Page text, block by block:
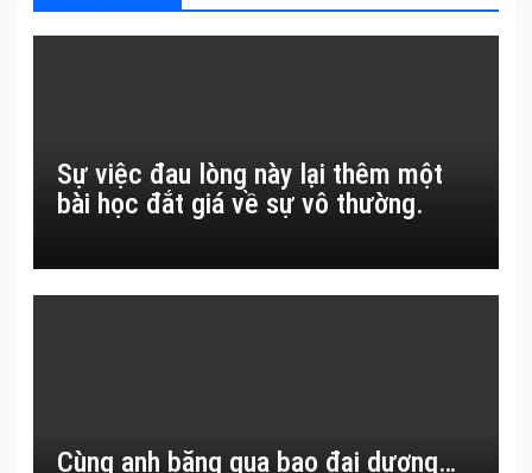
Sự việc đau lòng này lại thêm một
bài học đắt giá về sự vô thường.
Cùng anh băng qua bao đại dương…